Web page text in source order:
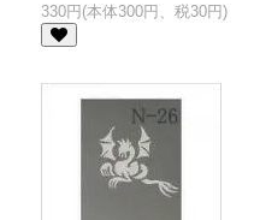
330円(本体300円、税30円)